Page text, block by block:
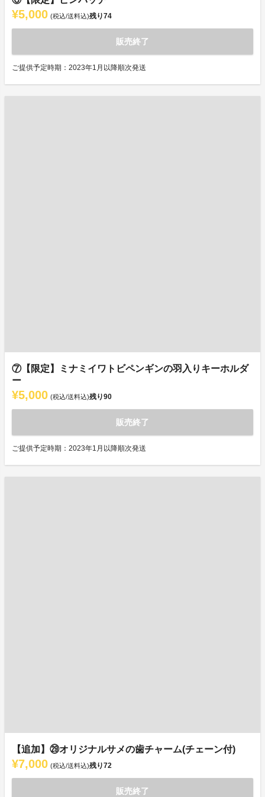
¥5,000 (税込/送料込)残り74
販売終了
ご提供予定時期：2023年1月以降順次発送
⑦【限定】ミナミイワトビペンギンの羽入りキーホルダ
ー
¥5,000 (税込/送料込)残り90
販売終了
ご提供予定時期：2023年1月以降順次発送
【追加】㉙オリジナルサメの歯チャーム(チェーン付)
¥7,000 (税込/送料込)残り72
販売終了